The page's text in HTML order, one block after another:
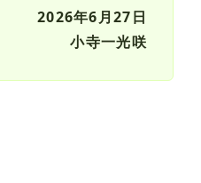
2026年6月27日
小寺一光咲